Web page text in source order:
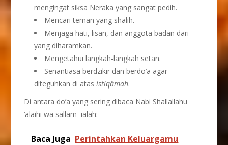
mengingat siksa Neraka yang sangat pedih.
Mencari teman yang shalih.
Menjaga hati, lisan, dan anggota badan dari
yang diharamkan.
Mengetahui langkah-langkah setan.
Senantiasa berdzikir dan berdo’a agar
diteguhkan di atasistiqâmah.
Di antara do’a yang sering dibaca Nabi Shallallahu
‘alaihi wa sallam ialah:
Baca Juga Perintahkan Keluargamu